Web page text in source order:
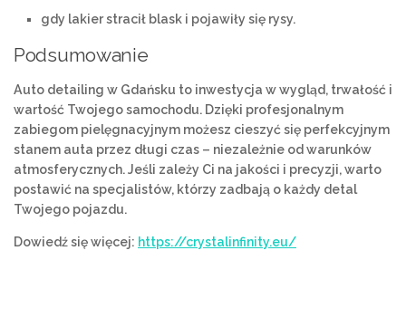
gdy lakier stracił blask i pojawiły się rysy.
Podsumowanie
Auto detailing w Gdańsku to inwestycja w wygląd, trwałość i
wartość Twojego samochodu. Dzięki profesjonalnym
zabiegom pielęgnacyjnym możesz cieszyć się perfekcyjnym
stanem auta przez długi czas – niezależnie od warunków
atmosferycznych. Jeśli zależy Ci na jakości i precyzji, warto
postawić na specjalistów, którzy zadbają o każdy detal
Twojego pojazdu.
Dowiedź się więcej: https://crystalinfinity.eu/